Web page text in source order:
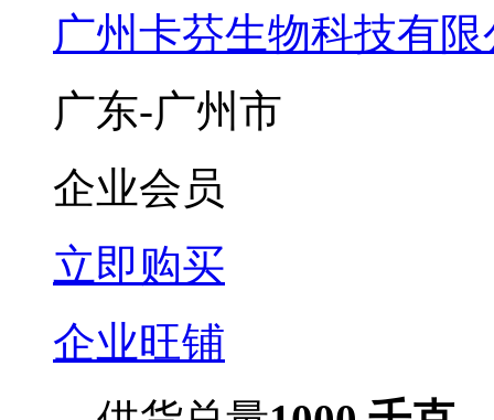
广州卡芬生物科技有
广东-广州市
企业会员
立即购买
企业旺铺